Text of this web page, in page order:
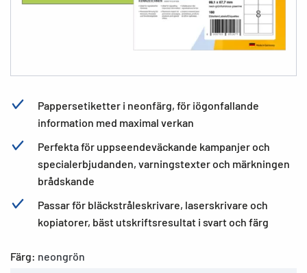
Pappersetiketter i neonfärg, för iögonfallande
information med maximal verkan
Perfekta för uppseendeväckande kampanjer och
specialerbjudanden, varningstexter och märkningen
brådskande
Passar för bläckstråleskrivare, laserskrivare och
kopiatorer, bäst utskriftsresultat i svart och färg
Färg: neongrön